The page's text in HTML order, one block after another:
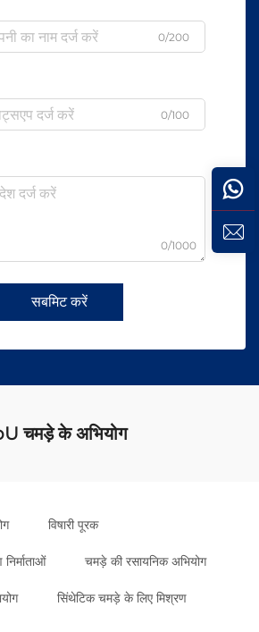
0/200
0/100
0/1000
सबमिट करें
चमड़े के अभियोग
विषारी पूरक
चमड़े की रसायनिक अभियोग
सिंथेटिक चमड़े के लिए मिश्रण